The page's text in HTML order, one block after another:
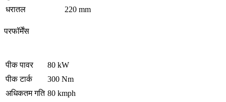
धरातल
220 mm
परफॉर्मेंस
पीक पावर
80 kW
पीक टार्क
300 Nm
अधिकतम गति 80 kmph